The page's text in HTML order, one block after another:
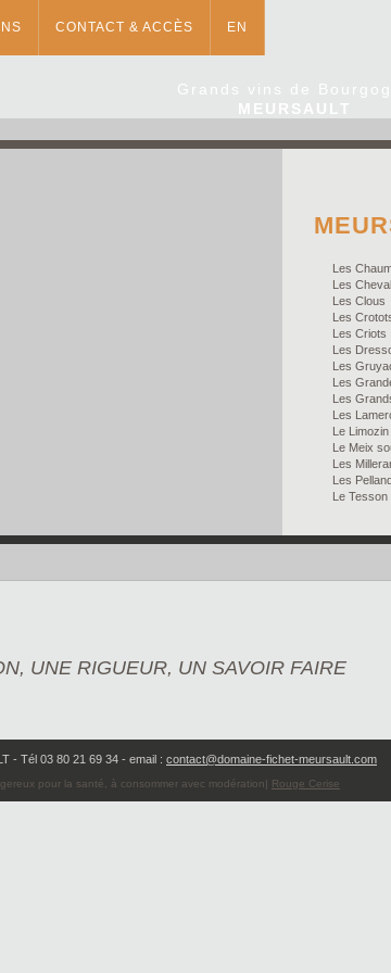
CONTACT & ACCÈS EN
Grands vins de
MEURSAULT
Les
Les
Les Clous
Les
Les Criots
Les
Les
Les
Les
Les
Le Limozin
Le Meix
Les
Les
Le Tesson
UNE RIGUEUR, UN SAVOIR FAIRE
- Tél 03 80 21 69 34 - email : contact@domaine-fichet-meursault.com
pour la santé, à consommer avec modération| Rouge Cerise